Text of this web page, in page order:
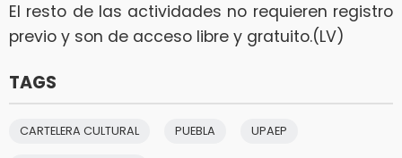
El resto de las actividades no requieren registro
previo y son de acceso libre y gratuito.(LV)
TAGS
CARTELERA CULTURAL PUEBLA UPAEP